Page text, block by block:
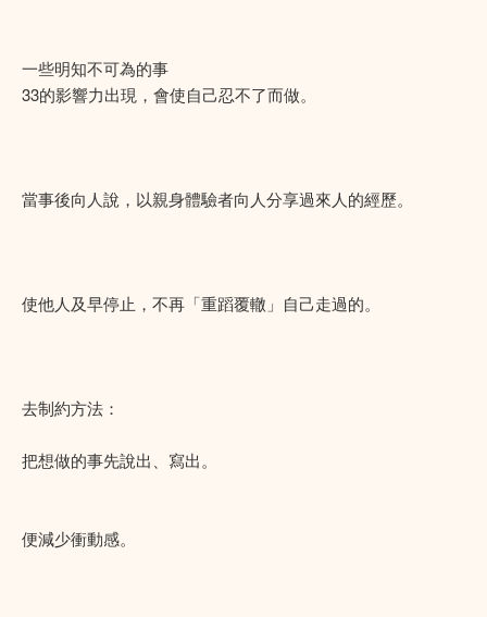
一些明知不可為的事
33的影響力出現，會使自己忍不了而做。
當事後向人說，以親身體驗者向人分享過來人的經歷。
使他人及早停止，不再「重蹈覆轍」自己走過的。
去制約方法：
把想做的事先說出、寫出。
便減少衝動感。